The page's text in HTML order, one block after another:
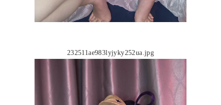
232511ae983lyjyky252ua.jpg